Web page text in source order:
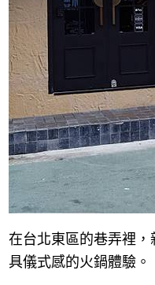
在台北東區的巷弄裡，
具儀式感的火鍋體驗。